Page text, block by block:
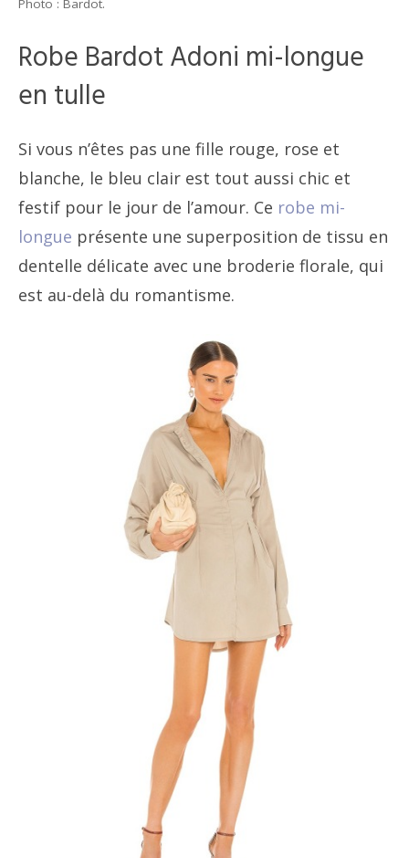
Photo : Bardot.
Robe Bardot Adoni mi-longue
en tulle
Si vous n’êtes pas une fille rouge, rose et
blanche, le bleu clair est tout aussi chic et
festif pour le jour de l’amour. Ce robe mi-
longue présente une superposition de tissu en
dentelle délicate avec une broderie florale, qui
est au-delà du romantisme.